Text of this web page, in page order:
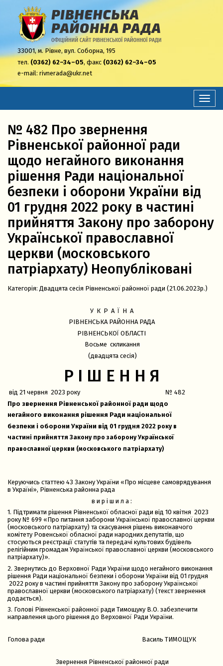
33001,м. Рівне, вул. Соборна, 195
тел. (0362) 62–34–05, факс (0362) 62–34–05
e-mail: rivnerada@ukr.net
№ 482 Про звернення
Рівненської районної ради
щодо негайного виконання
рішення Ради національної
безпеки і оборони України від
01 грудня 2022 року в частині
прийняття Закону про заборону
Української православної
церкви (московського
патріархату) Неопубліковані
Категорія: Двадцята сесія Рівненської районної ради (21.06.2023р.)
У К Р А Ї Н А
РІВНЕНСЬКА РАЙОННА РАДА
РІВНЕНСЬКОЇ ОБЛАСТІ
Восьме скликання
(двадцята сесія)
Р І Ш Е Н Н Я
від 21 червня 2023 року № 482
Про звернення Рівненської районної ради щодо
негайного виконання рішення Ради національної
безпеки і оборони України від 01 грудня 2022 року в
частині прийняття Закону про заборону Української
православної церкви (московського патріархату)
Керуючись статтею 43 Закону України «Про місцеве самоврядування
в Україні», Рівненська районна рада
в и р і ш и л а :
1. Підтримати рішення Рівненської обласної ради від 10 квітня 2023
року № 699 «Про питання заборони Української православної церкви
(московського патріархату) та скасування рішень виконавчого
комітету Ровенської обласної ради народних депутатів, що
стосуються реєстрації статутів та передачі культових будівель
релігійним громадам Української православної церкви (московського
патріархату)».
2. Звернутись до Верховної Ради України щодо негайного виконання
рішення Ради національної безпеки і оборони України від 01 грудня
2022 року в частині прийняття Закону про заборону Української
православної церкви (московського патріархату) (текст звернення
додається).
3. Голові Рівненської районної ради Тимощуку В.О. забезпечити
направлення цього рішення до Верховної Ради України.
Голова ради Василь ТИМОЩУК
Звернення Рівненської районної ради